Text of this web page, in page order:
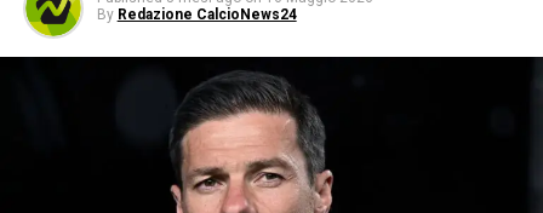
By Redazione CalcioNews24